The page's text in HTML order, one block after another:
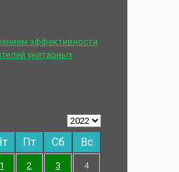
эффективности
унитарных
Пт Сб Вс
1 2 3 4